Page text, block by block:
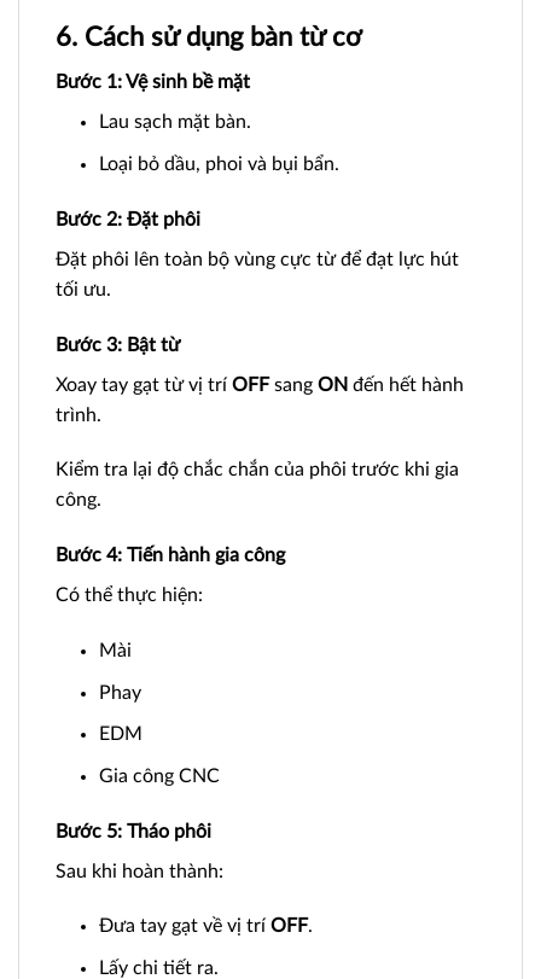
6. Cách sử dụng bàn từ cơ
Bước 1: Vệ sinh bề mặt
Lau sạch mặt bàn.
Loại bỏ dầu, phoi và bụi bẩn.
Bước 2: Đặt phôi
Đặt phôi lên toàn bộ vùng cực từ để đạt lực hút
tối ưu.
Bước 3: Bật từ
Xoay tay gạt từ vị trí OFFsang ON đến hết hành
trình.
Kiểm tra lại độ chắc chắn của phôi trước khi gia
công.
Bước 4: Tiến hành gia công
Có thể thực hiện:
Mài
Phay
EDM
Gia công CNC
Bước 5: Tháo phôi
Sau khi hoàn thành:
Đưa tay gạt về vị trí OFF.
Lấy chi tiết ra.